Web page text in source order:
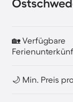
🏡 Verfügbare
🌙 Min. Preis